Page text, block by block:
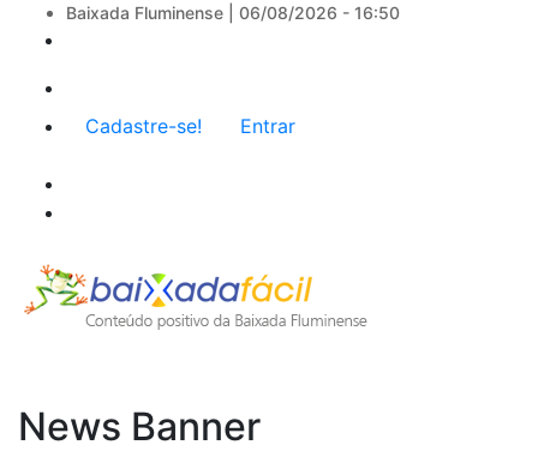
Baixada Fluminense | 06/08/2026 - 16:50
Menu
de
usuário
Cadastre-se! Entrar
News Banner